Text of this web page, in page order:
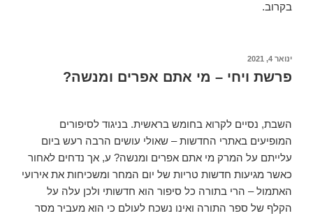
בקרוב.
ינואר 4, 2021
פרשת ויחי – מי אתם אפרים ומנשה?
השבת, נסיים לקרוא בחומש בראשית. בניגוד לסיפורים
המופיעים באתרי החדשות – שאולי עושים הרבה רעש ביום
עלייתם על המרק מי אתם אפרים ומנשה? ע, אך נדחים לאחור
כאשר מגיעות חדשות טריות של יום המחר ומשכיחות את אירועי
האתמול – הרי בתורה כל סיפור הוא חדשותי ולכן עלה על
הקלף של ספר התורה ואינו נשכח לעולם כי הוא מעביר מסר